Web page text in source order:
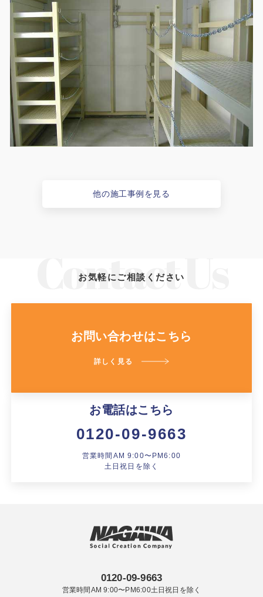
他の施工事例を見る
お気軽にご相談ください
お問い合わせはこちら
詳しく見る
お電話はこちら
0120-09-9663
営業時間AM 9:00〜PM6:00
土日祝日を除く
0120-09-9663
営業時間AM 9:00〜PM6:00土日祝日を除く